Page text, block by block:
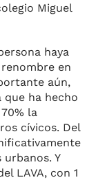
Miguel
haya
en
aún,
ha hecho
la
cívicos. Del
Y
LAVA, con 1